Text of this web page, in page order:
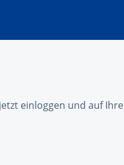
einloggen und auf Ihre